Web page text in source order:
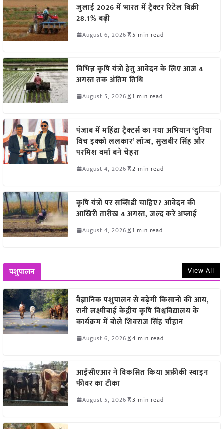
जुलाई 2026 में भारत में ट्रैक्टर रिटेल बिक्री
28.1% बढ़ी
August 6, 2026 5 min read
विभिन्न कृषि यंत्रों हेतु आवेदन के लिए आज 4
अगस्त तक अंतिम तिथि
August 5, 2026 1 min read
पंजाब में महिंद्रा ट्रैक्टर्स का नया अभियान ‘दुनिया
विच इक्को ललकार’ लॉन्च, सुखबीर सिंह और
परमिश वर्मा बने चेहरा
August 4, 2026 2 min read
कृषि यंत्रों पर सब्सिडी चाहिए? आवेदन की
आखिरी तारीख 4 अगस्त, जल्द करें अप्लाई
August 4, 2026 1 min read
पशुपालन View All
वैज्ञानिक पशुपालन से बढ़ेगी किसानों की आय,
रानी लक्ष्मीबाई केंद्रीय कृषि विश्वविद्यालय के
कार्यक्रम में बोले शिवराज सिंह चौहान
August 6, 2026 4 min read
आईसीएआर ने विकसित किया अफ्रीकी स्वाइन
फीवर का टीका
August 5, 2026 3 min read